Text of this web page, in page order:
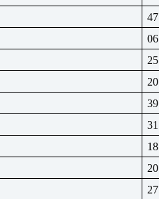
47
06
25
20
39
31
18
20
27